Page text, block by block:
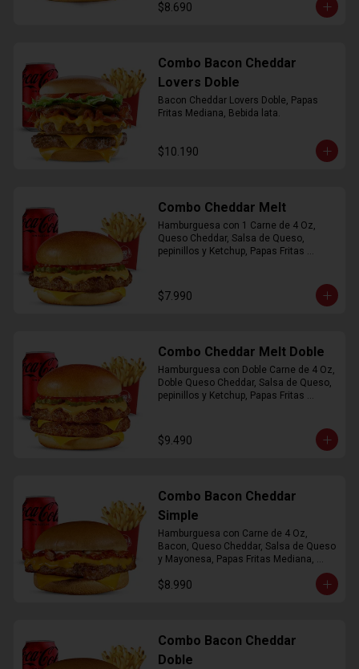
$8.690
Combo Bacon Cheddar
Lovers Doble
Bacon Cheddar Lovers Doble, Papas
Fritas Mediana, Bebida lata.
$10.190
Combo Cheddar Melt
Hamburguesa con 1 Carne de 4 Oz,
Queso Cheddar, Salsa de Queso,
pepinillos y Ketchup, Papas Fritas
$7.990
Combo Cheddar Melt Doble
Hamburguesa con Doble Carne de 4 Oz,
Doble Queso Cheddar, Salsa de Queso,
pepinillos y Ketchup, Papas Fritas
$9.490
Combo Bacon Cheddar
Simple
Hamburguesa con Carne de 4 Oz,
Bacon, Queso Cheddar, Salsa de Queso
y Mayonesa, Papas Fritas Mediana,
$8.990
Combo Bacon Cheddar
Doble